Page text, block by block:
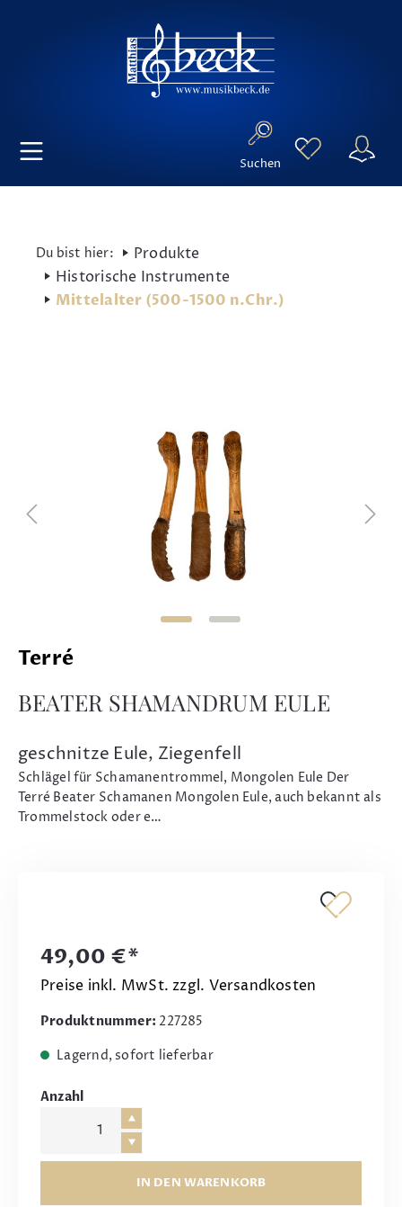
Suchen
Produkte
Historische Instrumente
Mittelalter (500-1500 n.Chr.)
Terré
BEATER SHAMANDRUM EULE
geschnitze Eule, Ziegenfell
Schlägel für Schamanentrommel, Mongolen Eule Der
Terré Beater Schamanen Mongolen Eule, auch bekannt als
Trommelstock oder e…
49,00 €*
Preise inkl. MwSt. zzgl. Versandkosten
Produktnummer: 227285
Lagernd, sofort lieferbar
Anzahl
IN DEN WARENKORB